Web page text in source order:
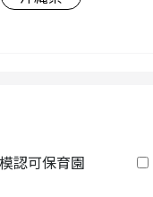
認可保育園